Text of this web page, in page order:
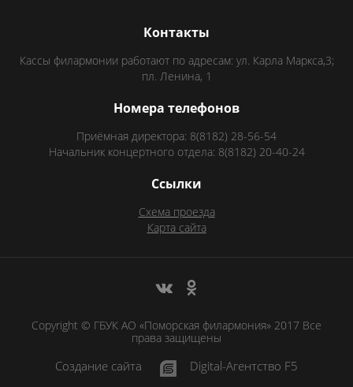
Контакты
Кассы филармонии работают по адресам: ул. Карла Маркса,3;
пл. Ленина, 1
Номера телефонов
Приёмная директора: 8(8182) 28-56-54
Начальник концертного отдела: 8(8182) 20-40-24
Ссылки
Схема проезда
Карта сайта
Copyright © ГБУК АО «Поморская филармония» 2017 Все
права защищены
Создание сайта Digital-Агентство F5